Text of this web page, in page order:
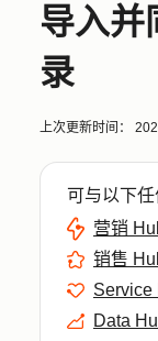
导入并
录
上次更新时间：
可与以下
营销
销售
Service
Data